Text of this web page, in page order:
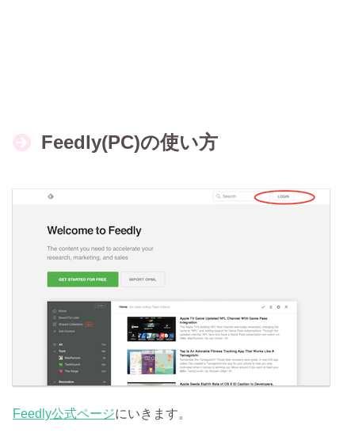
Feedly(PC)の使い方
Feedly公式ページにいきます。